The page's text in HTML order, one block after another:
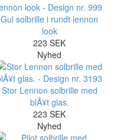
Gul solbrille i rundt lennon
look
223 SEK
Nyhed
Stor Lennon solbrille med
blÃ¥t glas.
223 SEK
Nyhed